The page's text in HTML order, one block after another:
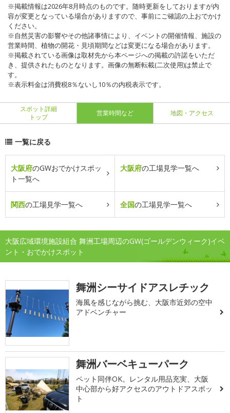
※掲載情報は2026年8月時点のものです。随時更新をしておりますが内
容が変更となっている場合がありますので、事前にご確認の上おでかけ
ください。
※自然災害の影響やその他諸事情により、イベントの開催情報、施設の
営業時間、植物の開花・見頃期間などは変更になる場合があります。
※掲載されている画像は取材先から本ページへの掲載の許諾をいただ
き、提供されたものとなります。画像の無断転載(二次使用)は禁止で
す。
※表示料金は消費税8％ないし10％の内税表示です。
スポット詳細
トップ
営業時間など 地図・アクセス
一覧に戻る
大阪府のGWおでかけスポッ
ト一覧へ
大阪府の工場見学一覧へ
関西の工場見学一覧へ 全国の工場見学一覧へ
大阪広域環境施設組合 舞洲工場周辺のGW(ゴールデンウィーク)イベ
ント・おでかけスポット
舞洲シーサイドアスレチック
海風を感じながら挑む、大阪市近郊の空中
アドベンチャー
舞洲バーベキューパーク
ペット同伴OK。レンタル用品充実、大阪
中心部から好アクセスのアウトドアスポッ
ト